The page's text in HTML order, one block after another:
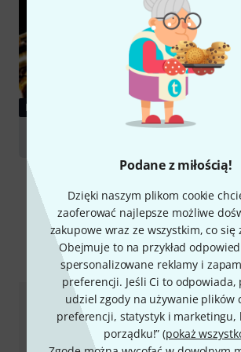
Podane z miłością!
Dzięki naszym plikom cookie
zaoferować najlepsze możliwe
zakupowe wraz ze wszystkim, co się
Obejmuje to na przykład
spersonalizowane reklamy i
preferencji. Jeśli Ci to odpowiada,
udziel zgody na używanie plików
preferencji, statystyk i marketingu,
porządku!” (pokaż
PORADNIKI
Porównaj opcje